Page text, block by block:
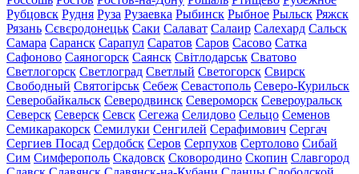
Рубцовск Рудня Руза Рузаевка Рыбинск Рыбное Рыльск Ряжск
Рязань Сєвєродонецьк Саки Салават Салаир Салехард Сальск
Самара Саранск Сарапул Саратов Саров Сасово Сатка
Сафоново Саяногорск Саянск Світлодарськ Сватово
Светлогорск Светлоград Светлый Светогорск Свирск
Свободный Святогірськ Себеж Севастополь Северо-Курильск
Северобайкальск Северодвинск Североморск Североуральск
Северск Северск Севск Сегежа Селидово Сельцо Семенов
Семикаракорск Семилуки Сенгилей Серафимович Сергач
Сергиев Посад Сердобск Серов Серпухов Сертолово Сибай
Сим Симферополь Скадовск Сковородино Скопин Славгород